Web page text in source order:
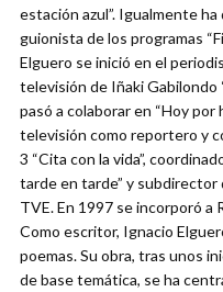
estación azul”. Igualmente
guionista de los programas
Elguero se inició en el
televisión de Iñaki Gabilondo
pasó a colaborar en “Hoy por
televisión como reportero y
3 “Cita con la vida”,
tarde en tarde” y subdirector
TVE. En 1997 se incorporó a
Como escritor, Ignacio
poemas. Su obra, tras unos
de base temática, se ha